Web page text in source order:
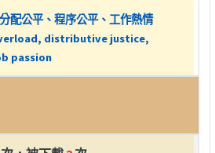
配公平、程序公平、工作熱情
distributive justice,
passion